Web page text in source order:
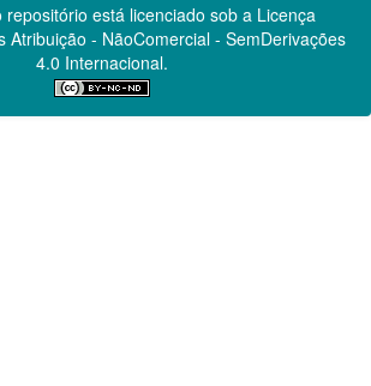
está licenciado sob a Licença
Atribuição - NãoComercial - SemDerivações
4.0 Internacional.